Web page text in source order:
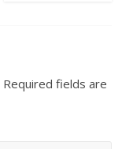
Required fields are